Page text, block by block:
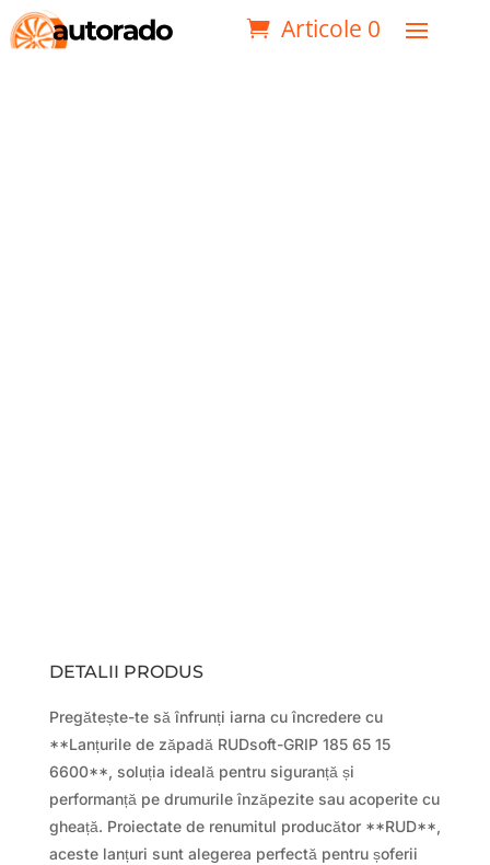
Articole 0
DETALII PRODUS
Pregătește-te să înfrunți iarna cu încredere cu
**Lanțurile de zăpadă RUDsoft-GRIP 185 65 15
6600**, soluția ideală pentru siguranță și
performanță pe drumurile înzăpezite sau acoperite cu
gheață. Proiectate de renumitul producător **RUD**,
aceste lanțuri sunt alegerea perfectă pentru șoferii